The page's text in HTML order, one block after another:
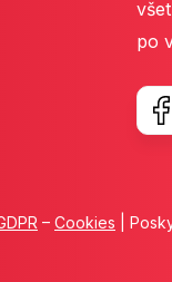
po
– Cookies |